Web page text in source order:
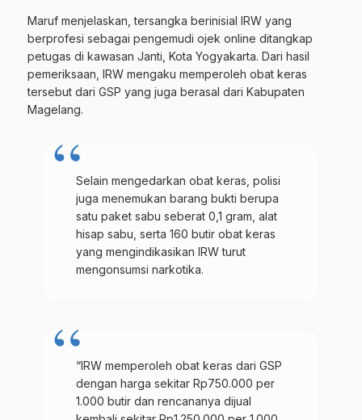
Maruf menjelaskan, tersangka berinisial IRW yang
berprofesi sebagai pengemudi ojek online ditangkap
petugas di kawasan Janti, Kota Yogyakarta. Dari hasil
pemeriksaan, IRW mengaku memperoleh obat keras
tersebut dari GSP yang juga berasal dari Kabupaten
Magelang.
Selain mengedarkan obat keras, polisi
juga menemukan barang bukti berupa
satu paket sabu seberat 0,1 gram, alat
hisap sabu, serta 160 butir obat keras
yang mengindikasikan IRW turut
mengonsumsi narkotika.
“IRW memperoleh obat keras dari GSP
dengan harga sekitar Rp750.000 per
1.000 butir dan rencananya dijual